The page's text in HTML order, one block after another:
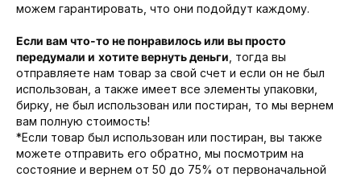
можем гарантировать, что они подойдут каждому.
Если вам что-то не понравилось или вы просто
передумали и хотите вернуть деньги , тогда вы
отправляете нам товар за свой счет и если он не был
использован, а также имеет все элементы упаковки,
бирку, не был использован или постиран, то мы вернем
вам полную стоимость!
*Если товар был использован или постиран, вы также
можете отправить его обратно, мы посмотрим на
состояние и вернем от 50 до 75% от первоначальной